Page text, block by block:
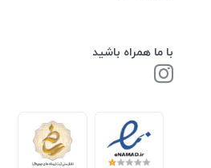
با ما همراه باشید